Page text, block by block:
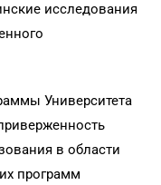
исследования
Университета
в области
программ